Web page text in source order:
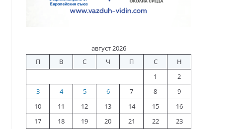
август 2026
П
В С Ч П С
Н
1
2
3
4 5 6 7 8
9
10
11 12 13 14 15
16
17
18 19 20 21 22
23